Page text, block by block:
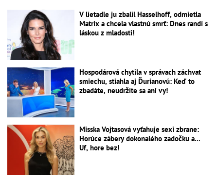
V lietadle ju zbalil Hasselhoff, odmietla
Matrix a chcela vlastnú smrť: Dnes randí s
láskou z mladosti!
Hospodárová chytila v správach záchvat
smiechu, stiahla aj Ďurianovú: Keď to
zbadáte, neudržíte sa ani vy!
Misska Vojtasová vyťahuje sexi zbrane:
Horúce zábery dokonalého zadočku a...
Uf, hore bez!